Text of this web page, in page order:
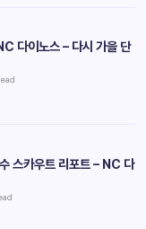
다이노스 – 다시 가을 단
스카우트 리포트 – NC 다